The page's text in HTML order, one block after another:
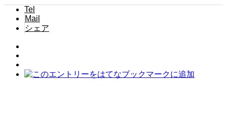
Tel
Mail
シェア